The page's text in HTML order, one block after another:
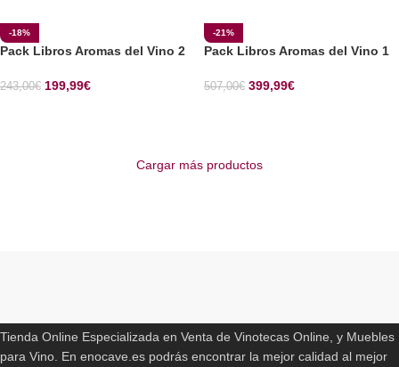
-18%
Pack Libros Aromas del Vino 2
243,00€ 199,99€
-21%
Pack Libros Aromas del Vino 1
507,00€ 399,99€
Cargar más productos
Tienda Online Especializada en Venta de Vinotecas Online, y Muebles
para Vino. En enocave.es podrás encontrar la mejor calidad al mejor